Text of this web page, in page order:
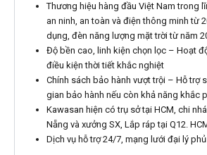
Thương hiệu hàng đầu Việt Nam trong
an ninh, an toàn và điện thông minh từ
dụng, đèn năng lượng mặt trời từ năm
Độ bền cao, linh kiện chọn lọc – Hoạt
điều kiện thời tiết khắc nghiệt
Chính sách bảo hành vượt trội – Hỗ trợ
gian bảo hành nếu còn khả năng khắc
Kawasan hiện có trụ sở tại HCM, chi
Nẵng và xưởng SX, Lắp ráp tại Q12.
Dịch vụ hỗ trợ 24/7, mạng lưới đại lý